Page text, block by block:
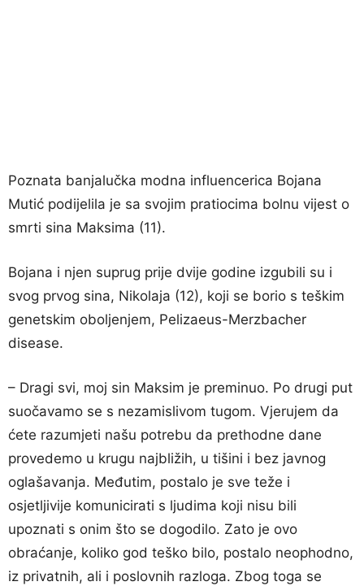
Poznata banjalučka modna influencerica Bojana
Mutić podijelila je sa svojim pratiocima bolnu vijest o
smrti sina Maksima (11).
Bojana i njen suprug prije dvije godine izgubili su i
svog prvog sina, Nikolaja (12), koji se borio s teškim
genetskim oboljenjem, Pelizaeus-Merzbacher
disease.
– Dragi svi, moj sin Maksim je preminuo. Po drugi put
suočavamo se s nezamislivom tugom. Vjerujem da
ćete razumjeti našu potrebu da prethodne dane
provedemo u krugu najbližih, u tišini i bez javnog
oglašavanja. Međutim, postalo je sve teže i
osjetljivije komunicirati s ljudima koji nisu bili
upoznati s onim što se dogodilo. Zato je ovo
obraćanje, koliko god teško bilo, postalo neophodno,
iz privatnih, ali i poslovnih razloga. Zbog toga se